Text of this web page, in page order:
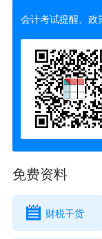
会计考试提醒、政
免费资料
财税干货